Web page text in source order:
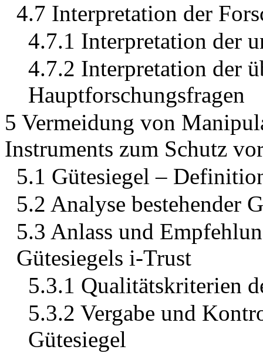
4.7 Interpretation der
4.7.1 Interpretation der
4.7.2 Interpretation der
Hauptforschungsfragen
5 Vermeidung von
Instruments zum Schutz
5.1 Gütesiegel –
5.2 Analyse bestehender
5.3 Anlass und
Gütesiegels i-Trust
5.3.1 Qualitätskriterien
5.3.2 Vergabe und
Gütesiegel